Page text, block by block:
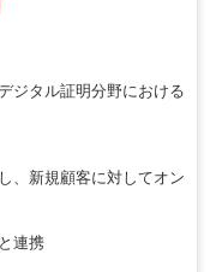
ジタル証明分野における
、新規顧客に対してオン
連携